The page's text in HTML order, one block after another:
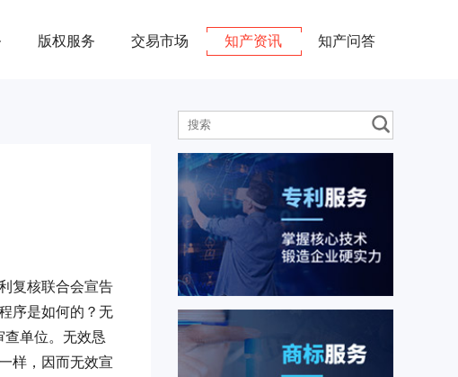
版权服务 交易市场 知产资讯 知产问答
复核联合会宣告
序是如何的？无
查单位。无效恳
样，因而无效宣